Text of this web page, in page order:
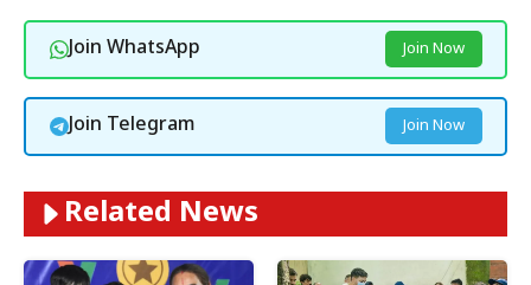
Join WhatsApp Join Now
Join Telegram Join Now
Related News